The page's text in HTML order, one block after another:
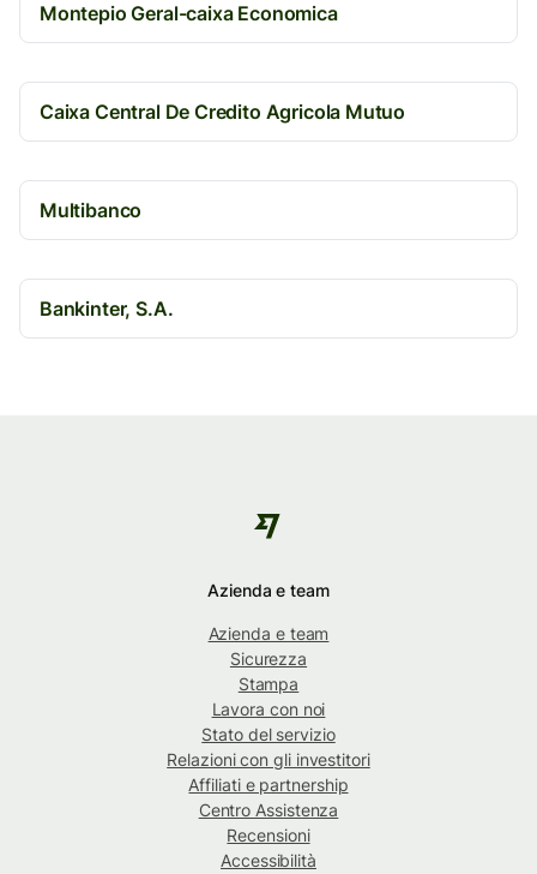
Montepio Geral-caixa Economica
Caixa Central De Credito Agricola Mutuo
Multibanco
Bankinter, S.A.
Azienda e team
Azienda e team
Sicurezza
Stampa
Lavora con noi
Stato del servizio
Relazioni con gli investitori
Affiliati e partnership
Centro Assistenza
Recensioni
Accessibilità